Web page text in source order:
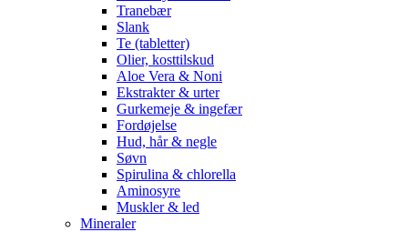
Tranebær
Slank
Te (tabletter)
Olier, kosttilskud
Aloe Vera & Noni
Ekstrakter & urter
Gurkemeje & ingefær
Fordøjelse
Hud, hår & negle
Søvn
Spirulina & chlorella
Aminosyre
Muskler & led
Mineraler